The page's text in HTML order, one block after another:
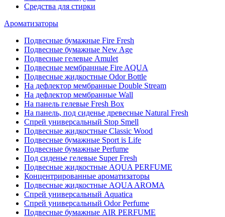
Средства для стирки
Ароматизаторы
Подвесные бумажные Fire Fresh
Подвесные бумажные New Age
Подвесные гелевые Amulet
Подвесные мембранные Fire AQUA
Подвесные жидкостные Odor Bottle
На дефлектор мембранные Double Stream
На дефлектор мембранные Wall
На панель гелевые Fresh Box
На панель, под сиденье древесные Natural Fresh
Спрей универсальный Stop Smell
Подвесные жидкостные Classic Wood
Подвесные бумажные Sport is Life
Подвесные бумажные Perfume
Под сиденье гелевые Super Fresh
Подвесные жидкостные AQUA PERFUME
Концентрированные ароматизаторы
Подвесные жидкостные AQUA AROMA
Спрей универсальный Aquatica
Спрей универсальный Odor Perfume
Подвесные бумажные AIR PERFUME